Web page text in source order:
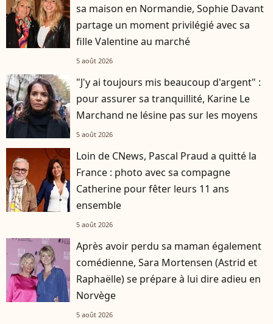
sa maison en Normandie, Sophie Davant
partage un moment privilégié avec sa
fille Valentine au marché
5 août 2026
"J'y ai toujours mis beaucoup d'argent" :
pour assurer sa tranquillité, Karine Le
Marchand ne lésine pas sur les moyens
5 août 2026
Loin de CNews, Pascal Praud a quitté la
France : photo avec sa compagne
Catherine pour fêter leurs 11 ans
ensemble
5 août 2026
Après avoir perdu sa maman également
comédienne, Sara Mortensen (Astrid et
Raphaëlle) se prépare à lui dire adieu en
Norvège
5 août 2026